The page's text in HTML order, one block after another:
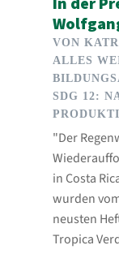
VON
ALLES
SDG 12:
"Der
in Costa
wurden
neusten
Tropica